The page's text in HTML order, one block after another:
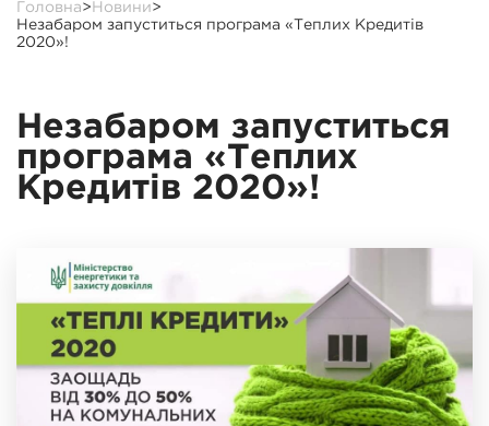
Головна> Новини>
Незабаром запуститься програма «Теплих Кредитів
2020»!
Незабаром запуститься
програма «Теплих
Кредитів 2020»!